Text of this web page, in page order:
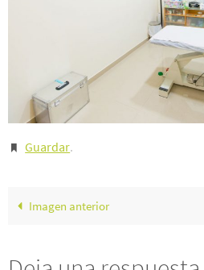
Guardar.
Imagen anterior